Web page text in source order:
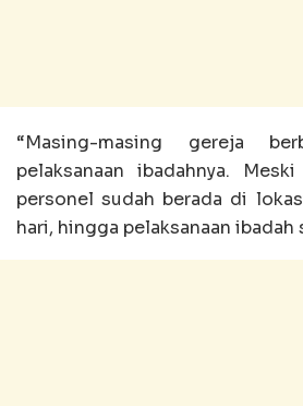
“Masing-masing gereja
pelaksanaan ibadahnya.
personel sudah berada di
hari, hingga pelaksanaan ibadah